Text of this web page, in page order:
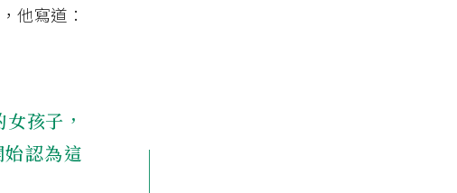
他寫道：
孩子，
認為這